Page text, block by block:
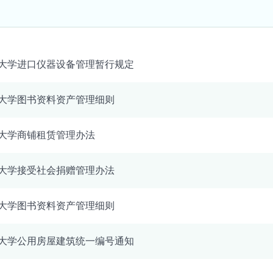
学进口仪器设备管理暂行规定
学图书资料资产管理细则
学商铺租赁管理办法
学接受社会捐赠管理办法
学图书资料资产管理细则
学公用房屋建筑统一编号通知